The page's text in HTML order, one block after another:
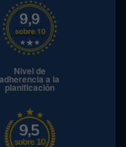
Nivel de
adherencia a la
planificación